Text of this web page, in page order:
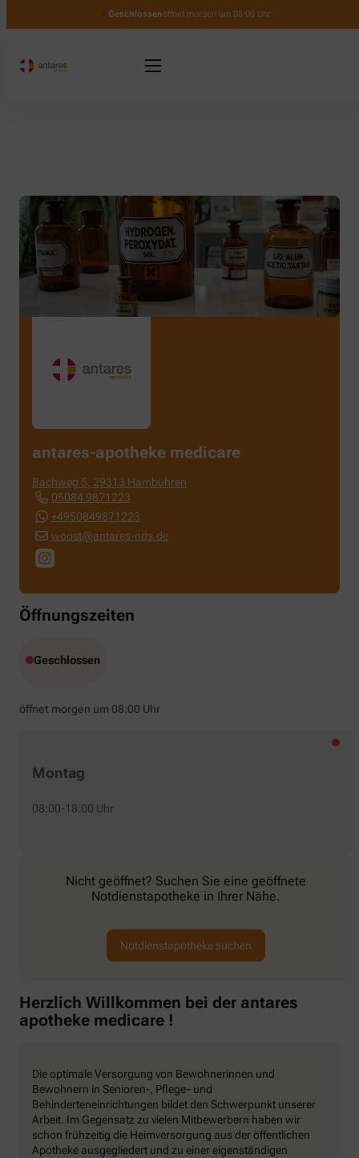
Geschlossenöffnet morgen um 08:00 Uhr
antares-apotheke medicare
Bachweg 5 29313 Hambühren
05084 9871223
+4950849871223
woost@antares-nds.de
Öffnungszeiten
Geschlossen
öffnet morgen um 08:00 Uhr
Montag
08:00-18:00 Uhr
Nicht geöffnet? Suchen Sie eine geöffnete
Notdienstapotheke in Ihrer Nähe.
Notdienstapotheke suchen
Herzlich Willkommen bei der antares
apotheke medicare !
Die optimale Versorgung von Bewohnerinnen und
Bewohnern in Senioren-, Pflege- und
Behinderteneinrichtungen bildet den Schwerpunkt unserer
Arbeit. Im Gegensatz zu vielen Mitbewerbern haben wir
schon frühzeitig die Heimversorgung aus der öffentlichen
Apotheke ausgegliedert und zu einer eigenständigen